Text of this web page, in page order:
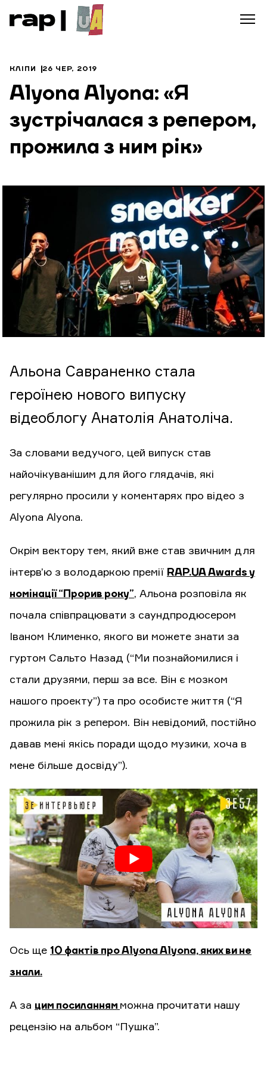
КЛІПИ 26 ЧЕР, 2019
Alyona Alyona: «Я
зустрічалася з репером,
прожила з ним рік»
Альона Савраненко стала
героїнею нового випуску
відеоблогу Анатолія Анатоліча.
За словами ведучого, цей випуск став
найочікуванішим для його глядачів, які
регулярно просили у коментарях про відео з
Alyona Alyona.
Окрім вектору тем, який вже став звичним для
інтерв’ю з володаркою премії RAP.UA Awards у
номінації “Прорив року”, Альона розповіла як
почала співпрацювати з саундпродюсером
Іваном Клименко, якого ви можете знати за
гуртом Сальто Назад (“Ми познайомилися і
стали друзями, перш за все. Він є мозком
нашого проекту”) та про особисте життя (“Я
прожила рік з репером. Він невідомий, постійно
давав мені якісь поради щодо музики, хоча в
мене більше досвіду”).
Ось ще 10 фактів про Alyona Alyonа, яких ви не
знали.
А за цим посиланням можна прочитати нашу
рецензію на альбом “Пушка”.